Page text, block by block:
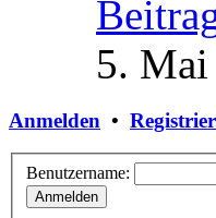
5.
Anmelden •
Benutzername: